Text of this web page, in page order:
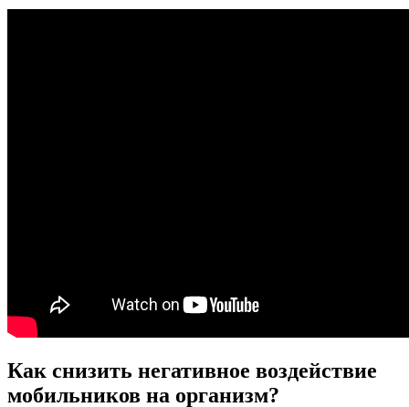
Как снизить негативное воздействие
мобильников на организм?